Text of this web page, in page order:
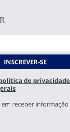
de privacidade
receber informação